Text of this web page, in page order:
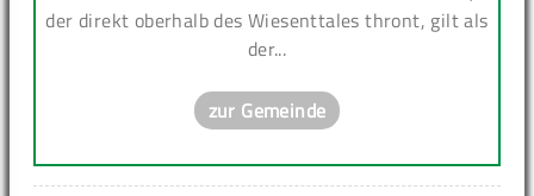
der direkt oberhalb des Wiesenttales thront, gilt als
der...
zur Gemeinde